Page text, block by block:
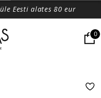
Eesti alates 80 eur
0